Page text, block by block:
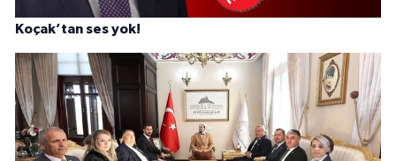
Koçak’tan ses yok!